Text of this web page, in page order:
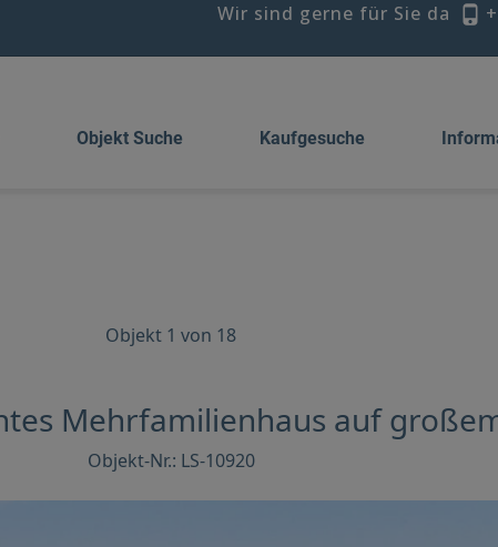
Wir sind gerne für Sie da
Objekt Suche Kaufgesuche
Objekt 1 von 18
Mehrfamilienhaus auf
Objekt-Nr.: LS-10920